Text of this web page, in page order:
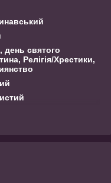
день святого
Релігія/Хрестики,